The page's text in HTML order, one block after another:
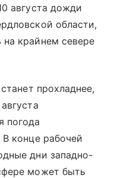
августа дожди
области,
крайнем севере
прохладнее,
погода
конце рабочей
дни западно-
может быть